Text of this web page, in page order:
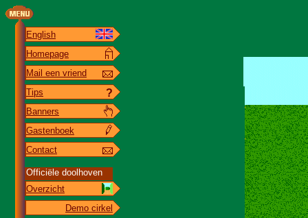
English
Homepage
Mail een vriend
Tips
?
Banners
Gastenboek
Contact
Officiële doolhoven
Overzicht
Demo cirkel